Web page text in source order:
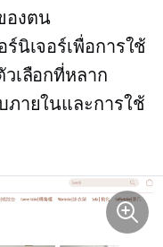
องตน
ร์นิเจอร์เพื่อการใช้
เลือกที่หลาก
ภายในและการใช้